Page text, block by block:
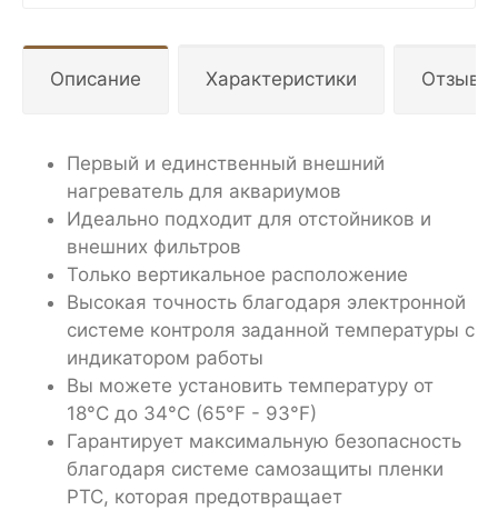
Описание Характеристики
Первый и единственный внешний
нагреватель для аквариумов
Идеально подходит для отстойников и
внешних фильтров
Только вертикальное расположение
Высокая точность благодаря электронной
системе контроля заданной температуры с
индикатором работы
Вы можете установить температуру от
18°C до 34°C (65°F - 93°F)
Гарантирует максимальную безопасность
благодаря системе самозащиты пленки
PTC, которая предотвращает